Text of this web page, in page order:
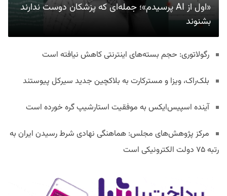
«اول از AI پرسیدم»؛ جمله‌ای که پزشکان دوست ندارند
بشنوند
رگولاتوری: حجم بسته‌های اینترنتی کاهش نیافته است
بلک‌راک، ویزا و مسترکارت به بلاکچین جدید سیرکل پیوستند
آینده اسپیس‌ایکس به موفقیت استارشیپ گره خورده است
مرکز پژوهش‌های مجلس: هماهنگی نهادی شرط رسیدن ایران به
رتبه ۷۵ دولت الکترونیکی است